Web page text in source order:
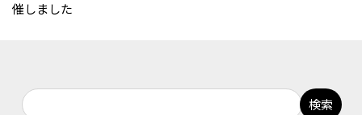
ビ
シ
催しました